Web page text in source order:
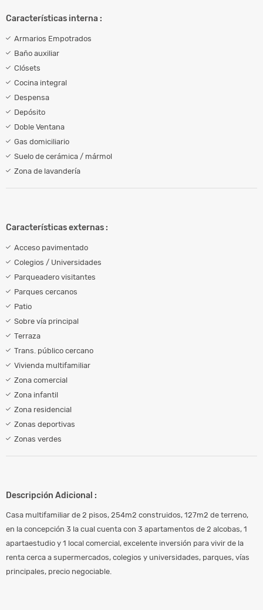
Características interna :
Armarios Empotrados
Baño auxiliar
Clósets
Cocina integral
Despensa
Depósito
Doble Ventana
Gas domiciliario
Suelo de cerámica / mármol
Zona de lavandería
Características externas :
Acceso pavimentado
Colegios / Universidades
Parqueadero visitantes
Parques cercanos
Patio
Sobre vía principal
Terraza
Trans. público cercano
Vivienda multifamiliar
Zona comercial
Zona infantil
Zona residencial
Zonas deportivas
Zonas verdes
Descripción Adicional :
Casa multifamiliar de 2 pisos, 254m2 construidos, 127m2 de terreno,
en la concepción 3 la cual cuenta con 3 apartamentos de 2 alcobas, 1
apartaestudio y 1 local comercial, excelente inversión para vivir de la
renta cerca a supermercados, colegios y universidades, parques, vías
principales, precio negociable.